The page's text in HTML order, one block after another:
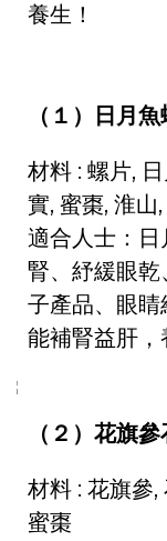
養生！
（１）日月
材料 : 螺片,
實, 蜜棗, 淮山
適合人士：
腎、紓緩眼
子產品、眼睛
能補腎益肝，
（２）花旗
材料 : 花旗參,
蜜棗